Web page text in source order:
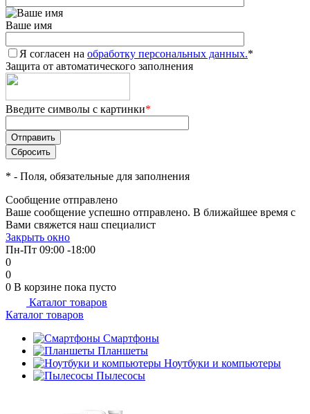
Ваше имя
Я согласен на обработку персональных данных.*
Защита от автоматического заполнения
Введите символы с картинки*
* - Поля, обязательные для заполнения
Сообщение отправлено
Ваше сообщение успешно отправлено. В ближайшее время с
Вами свяжется наш специалист
Закрыть окно
Пн-Пт 09:00 -18:00
0
0
0 В корзине пока пусто
Каталог товаров
Каталог товаров
Смартфоны
Планшеты
Ноутбуки и компьютеры
Пылесосы
25% картой любого банка
Получайте товар
выбранный способом
Оставшиеся75% будут
списыватьсяс вашей карты
по
Подробнее
об оплате Плайтом
недели
plait.ru